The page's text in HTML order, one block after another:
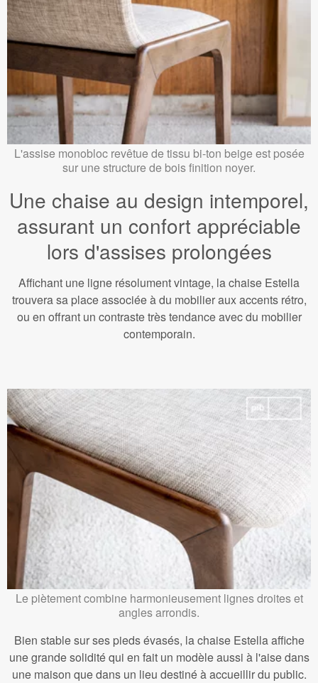
L'assise monobloc revêtue de tissu bi-ton beige est posée
sur une structure de bois finition noyer.
Une chaise au design intemporel,
assurant un confort appréciable
lors d'assises prolongées
Affichant une ligne résolument vintage, la chaise Estella
trouvera sa place associée à du mobilier aux accents rétro,
ou en offrant un contraste très tendance avec du mobilier
contemporain.
Le piètement combine harmonieusement lignes droites et
angles arrondis.
Bien stable sur ses pieds évasés, la chaise Estella affiche
une grande solidité qui en fait un modèle aussi à l'aise dans
une maison que dans un lieu destiné à accueillir du public.